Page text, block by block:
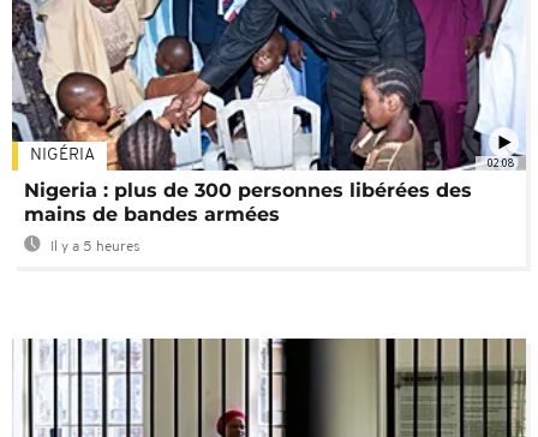
02:08
NIGÉRIA
Nigeria : plus de 300 personnes libérées des
mains de bandes armées
Il y a 5 heures